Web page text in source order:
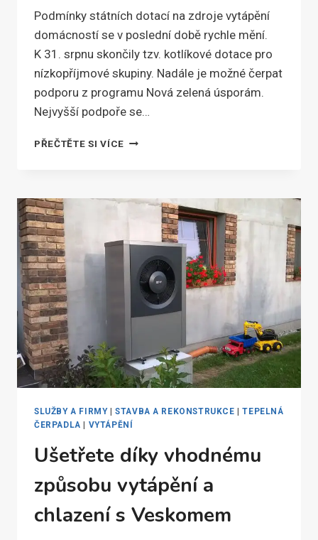
Podmínky státních dotací na zdroje vytápění
domácností se v poslední době rychle mění.
K 31. srpnu skončily tzv. kotlíkové dotace pro
nízkopříjmové skupiny. Nadále je možné čerpat
podporu z programu Nová zelená úsporám.
Nejvyšší podpoře se…
PŘEČTĚTE SI VÍCEZAFIXUJTE
TEPELNÉHO
ČERPADLA
INSTALUJTE
PŘÍŠTÍ
ROK
SLUŽBY A FIRMY|STAVBA A REKONSTRUKCE |TEPELNÁ
ČERPADLA
VYTÁPĚNÍ
Ušetřete díky vhodnému
způsobu vytápění a
chlazení s Veskomem